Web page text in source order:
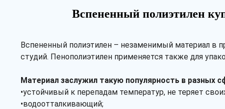
Вспененный полиэтилен
Вспененный полиэтилен – незаменимый материал в
студий. Пенополиэтилен применяется также для
Материал заслужил такую популярность в разных
•устойчивый к перепадам температур, не теряет
•водоотталкивающий;